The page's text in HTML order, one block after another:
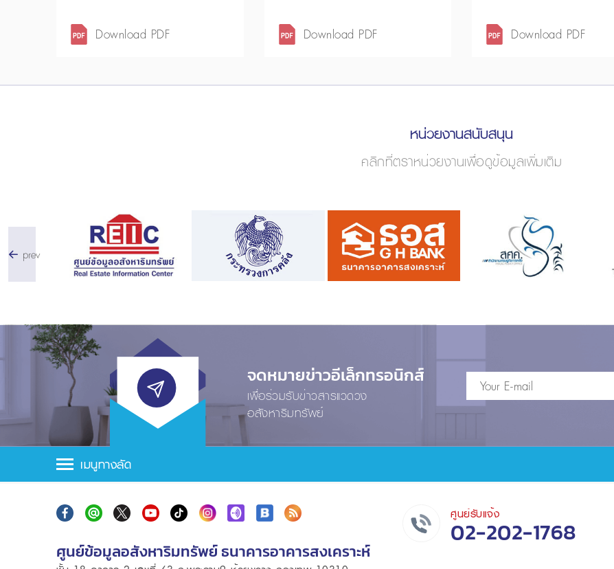
Download PDF
Download PDF
Download PDF
หน่วยงานสนับสนุน
คลิกที่ตราหน่วยงานเพื่อดูข้อมูลเพิ่มเติม
prev
จดหมายข่าวอีเล็กทรอนิกส์
เพื่อร่วมรับข่าวสารแวดวง
อสังหาริมทรัพย์
เมนูทางลัด
ศูนย์ข้อมูลอสังหาริมทรัพย์ ธนาคารอาคารสงเคราะห์
ศูนย์รับแจ้ง
02-202-1768